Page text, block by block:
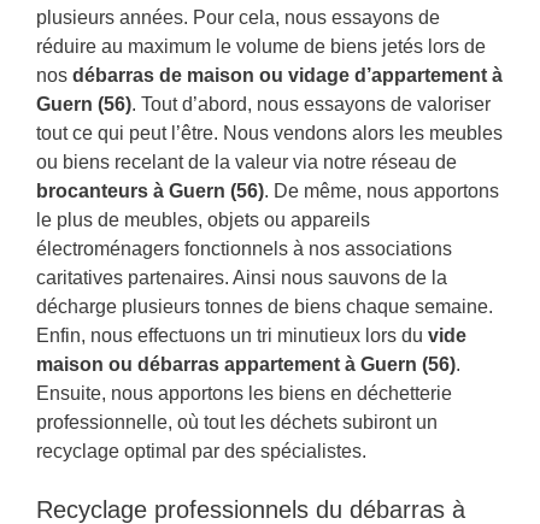
plusieurs années. Pour cela, nous essayons de
réduire au maximum le volume de biens jetés lors de
nos débarras de maison ou vidage d’appartement à
Guern (56). Tout d’abord, nous essayons de valoriser
tout ce qui peut l’être. Nous vendons alors les meubles
ou biens recelant de la valeur via notre réseau de
brocanteurs à Guern (56). De même, nous apportons
le plus de meubles, objets ou appareils
électroménagers fonctionnels à nos associations
caritatives partenaires. Ainsi nous sauvons de la
décharge plusieurs tonnes de biens chaque semaine.
Enfin, nous effectuons un tri minutieux lors du vide
maison ou débarras appartement à Guern (56).
Ensuite, nous apportons les biens en déchetterie
professionnelle, où tout les déchets subiront un
recyclage optimal par des spécialistes.
Recyclage professionnels du débarras à